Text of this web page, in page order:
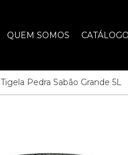
QUEM SOMOS CATÁLOGO
Tigela Pedra Sabão Grande 5L